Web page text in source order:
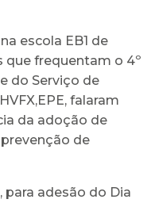
escola EB1 de
que frequentam o 4º
do Serviço de
falaram
da adoção de
de
para adesão do Dia